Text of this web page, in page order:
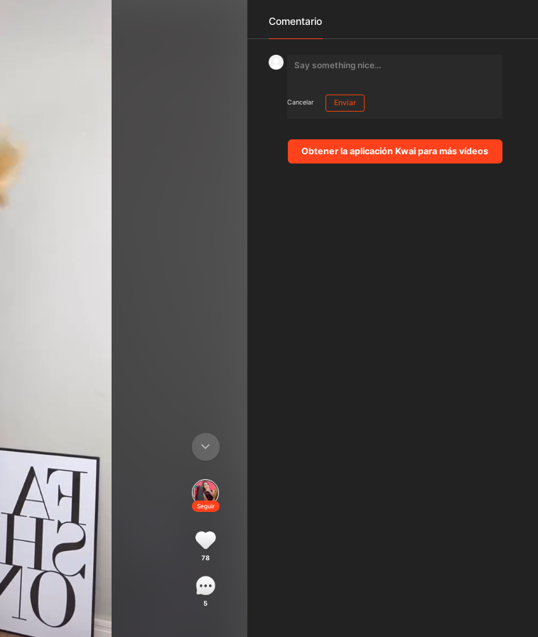
Seguir
78
5
Comentario
Cancelar Enviar
Obtener la aplicación Kwai para más vídeos